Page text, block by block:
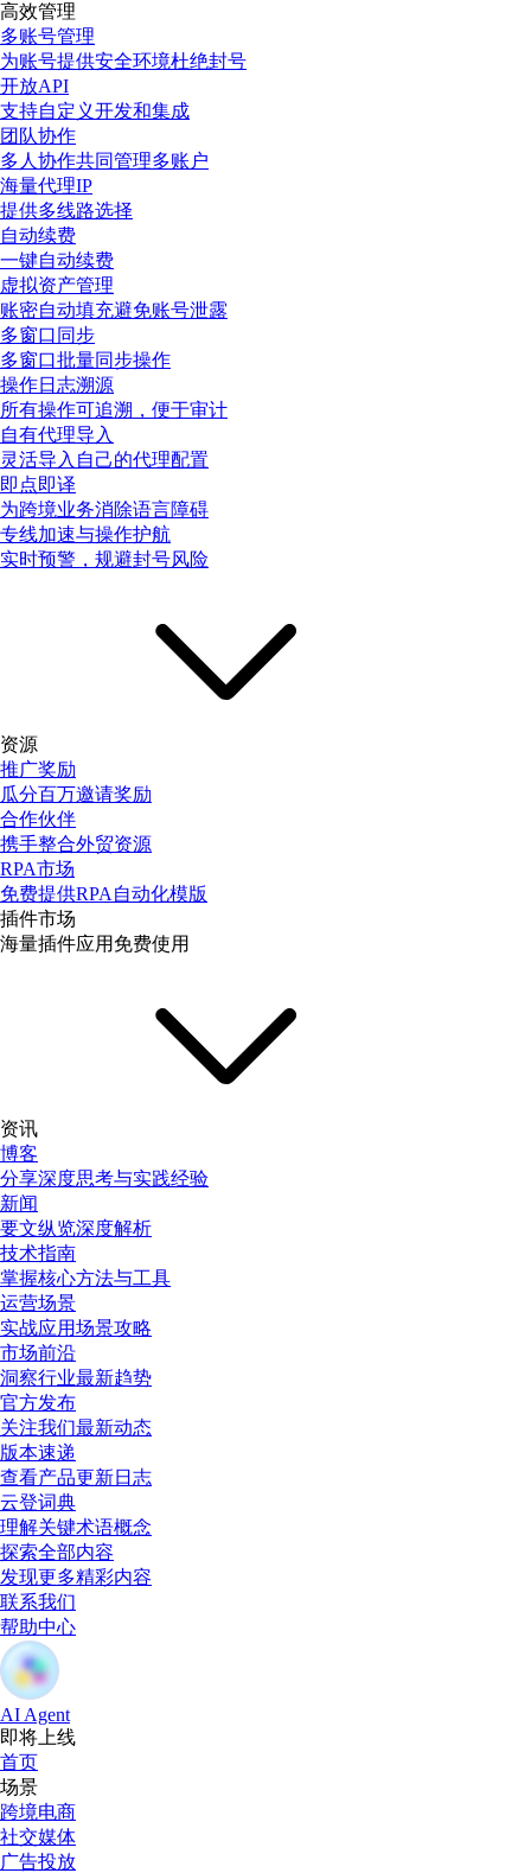
高效管理
多账号管理
为账号提供安全环境杜绝封号
开放API
支持自定义开发和集成
团队协作
多人协作共同管理多账户
海量代理IP
提供多线路选择
自动续费
一键自动续费
虚拟资产管理
账密自动填充避免账号泄露
多窗口同步
多窗口批量同步操作
操作日志溯源
所有操作可追溯，便于审计
自有代理导入
灵活导入自己的代理配置
即点即译
为跨境业务消除语言障碍
专线加速与操作护航
实时预警，规避封号风险
资源
推广奖励
瓜分百万邀请奖励
合作伙伴
携手整合外贸资源
RPA市场
免费提供RPA自动化模版
插件市场
海量插件应用免费使用
资讯
博客
分享深度思考与实践经验
新闻
要文纵览深度解析
技术指南
掌握核心方法与工具
运营场景
实战应用场景攻略
市场前沿
洞察行业最新趋势
官方发布
关注我们最新动态
版本速递
查看产品更新日志
云登词典
理解关键术语概念
探索全部内容
发现更多精彩内容
联系我们
帮助中心
AI Agent
即将上线
首页
场景
跨境电商
社交媒体
广告投放